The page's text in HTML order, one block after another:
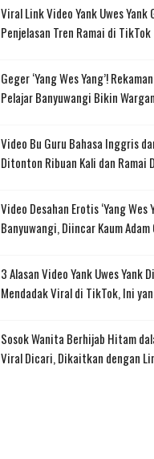
Viral Link Video Yank Uwes
Penjelasan Tren Ramai di TikTok
Geger ‘Yang Wes Yang’!
Pelajar Banyuwangi Bikin
Video Bu Guru Bahasa Inggris
Ditonton Ribuan Kali dan Ramai
Video Desahan Erotis ‘Yang Wes
Banyuwangi, Diincar Kaum
3 Alasan Video Yank Uwes Yank
Mendadak Viral di TikTok, Ini
Sosok Wanita Berhijab Hitam
Viral Dicari, Dikaitkan dengan